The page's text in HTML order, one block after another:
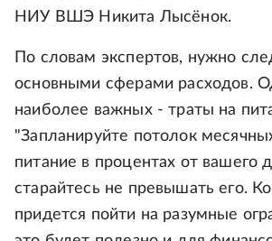
НИУ ВШЭ Никита Лысёнок.
По словам экспертов, нужно
основными сферами расходов.
наиболее важных - траты на
"Запланируйте потолок
питание в процентах от вашего
старайтесь не превышать его.
придется пойти на разумные